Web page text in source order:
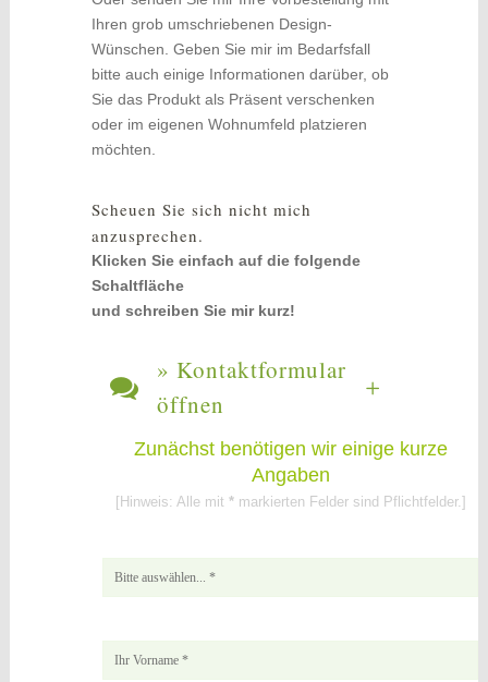
Ihren grob umschriebenen Design-
Wünschen. Geben Sie mir im Bedarfsfall
bitte auch einige Informationen darüber, ob
Sie das Produkt als Präsent verschenken
oder im eigenen Wohnumfeld platzieren
möchten.
Scheuen Sie sich nicht mich
anzusprechen.
Klicken Sie einfach auf die folgende
Schaltfläche
und schreiben Sie mir kurz!
» Kontaktformular
öffnen
Zunächst benötigen wir einige kurze
Angaben
[Hinweis: Alle mit *markierten Felder sind Pflichtfelder.]